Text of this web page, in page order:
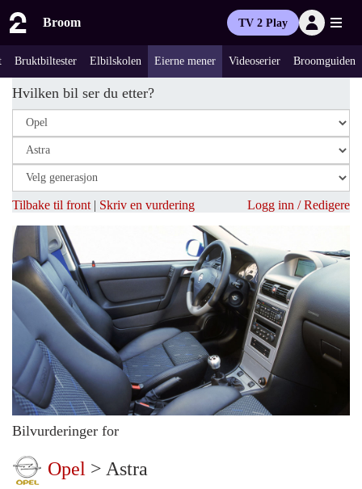
Broom TV 2 Play
Bruktbiltester Elbilskolen Eierne mener Videoserier Broomguiden
Hvilken bil ser du etter?
Tilbake til front | Skriv en vurdering Logg inn / Redigere
Bilvurderinger for
Opel > Astra